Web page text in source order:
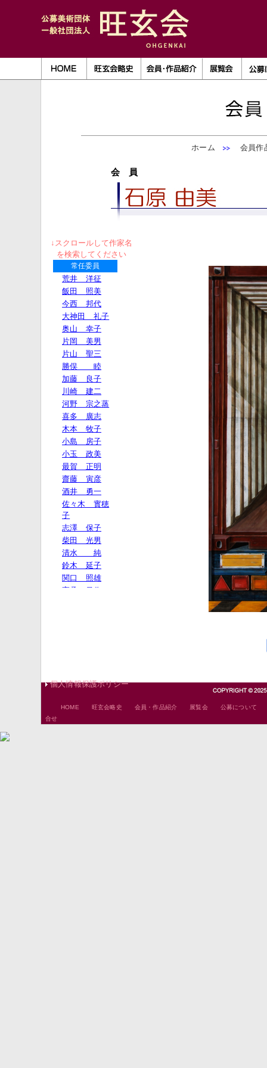
ホーム 会員作
会 員
↓スクロールして作家名
を検索してください
個人情報保護ポリシー
HOME｜ 旺玄会略史 会員・作品紹介 展覧会｜ 公募について
合せ